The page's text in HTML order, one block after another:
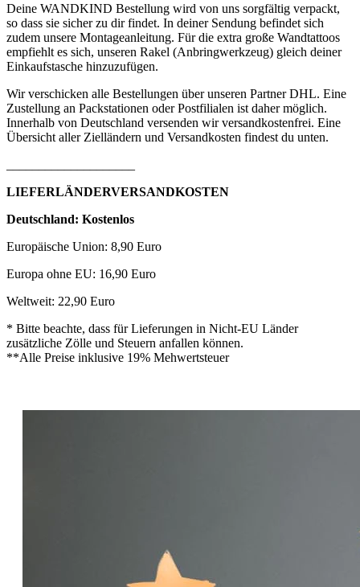
Deine WANDKIND Bestellung wird von uns sorgfältig verpackt,
so dass sie sicher zu dir findet. In deiner Sendung befindet sich
zudem unsere Montageanleitung. Für die extra große Wandtattoos
empfiehlt es sich, unseren Rakel (Anbringwerkzeug) gleich deiner
Einkaufstasche hinzuzufügen.
Wir verschicken alle Bestellungen über unseren Partner DHL. Eine
Zustellung an Packstationen oder Postfilialen ist daher möglich.
Innerhalb von Deutschland versenden wir versandkostenfrei. Eine
Übersicht aller Zielländern und Versandkosten findest du unten.
LIEFERLÄNDERVERSANDKOSTEN
Deutschland: Kostenlos
Europäische Union: 8,90 Euro
Europa ohne EU: 16,90 Euro
Weltweit: 22,90 Euro
* Bitte beachte, dass für Lieferungen in Nicht-EU Länder
zusätzliche Zölle und Steuern anfallen können.
**Alle Preise inklusive 19% Mehwertsteuer